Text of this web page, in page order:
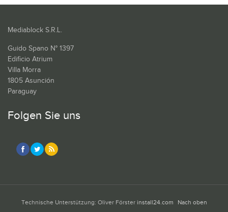
Mediablock S.R.L.
Guido Spano N° 1397
Edificio Atrium
Villa Morra
1805 Asunción
Paraguay
Folgen Sie uns
Technische Unterstützung: Oliver Förster install24.com Nach oben